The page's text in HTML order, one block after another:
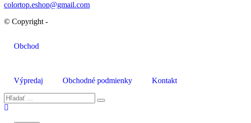
colortop.eshop@gmail.com
© Copyright -
Obchod
Výpredaj Obchodné podmienky Kontakt